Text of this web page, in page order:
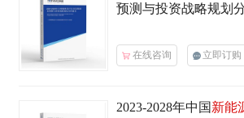
预测与投资战略规划
在线咨询 立即订购
2023-2028年中国 新能